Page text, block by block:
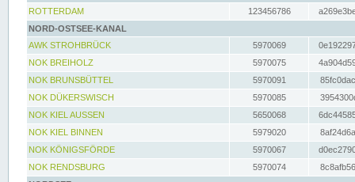
ROTTERDAM
123456786
NORD-OSTSEE-KANAL
AWK STROHBRÜCK
5970069
NOK BREIHOLZ
5970075
NOK BRUNSBÜTTEL
5970091
NOK DÜKERSWISCH
5970085
NOK KIEL AUSSEN
5650068
NOK KIEL BINNEN
5979020
NOK KÖNIGSFÖRDE
5970067
NOK RENDSBURG
5970074